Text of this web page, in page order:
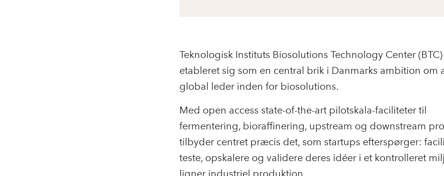
Teknologisk Instituts Biosolutions Technology Center
etableret sig som en central brik i Danmarks ambition om
global leder inden for biosolutions.
Med open access state-of-the-art pilotskala-faciliteter til
fermentering, bioraffinering, upstream og downstream
tilbyder centret præcis det, som startups efterspørger:
teste, opskalere og validere deres idéer i et kontrolleret
ligner industriel produktion.